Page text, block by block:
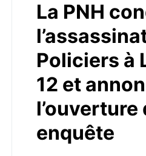
La PNH
Policiers à
12 et
l’ouverture
enquête